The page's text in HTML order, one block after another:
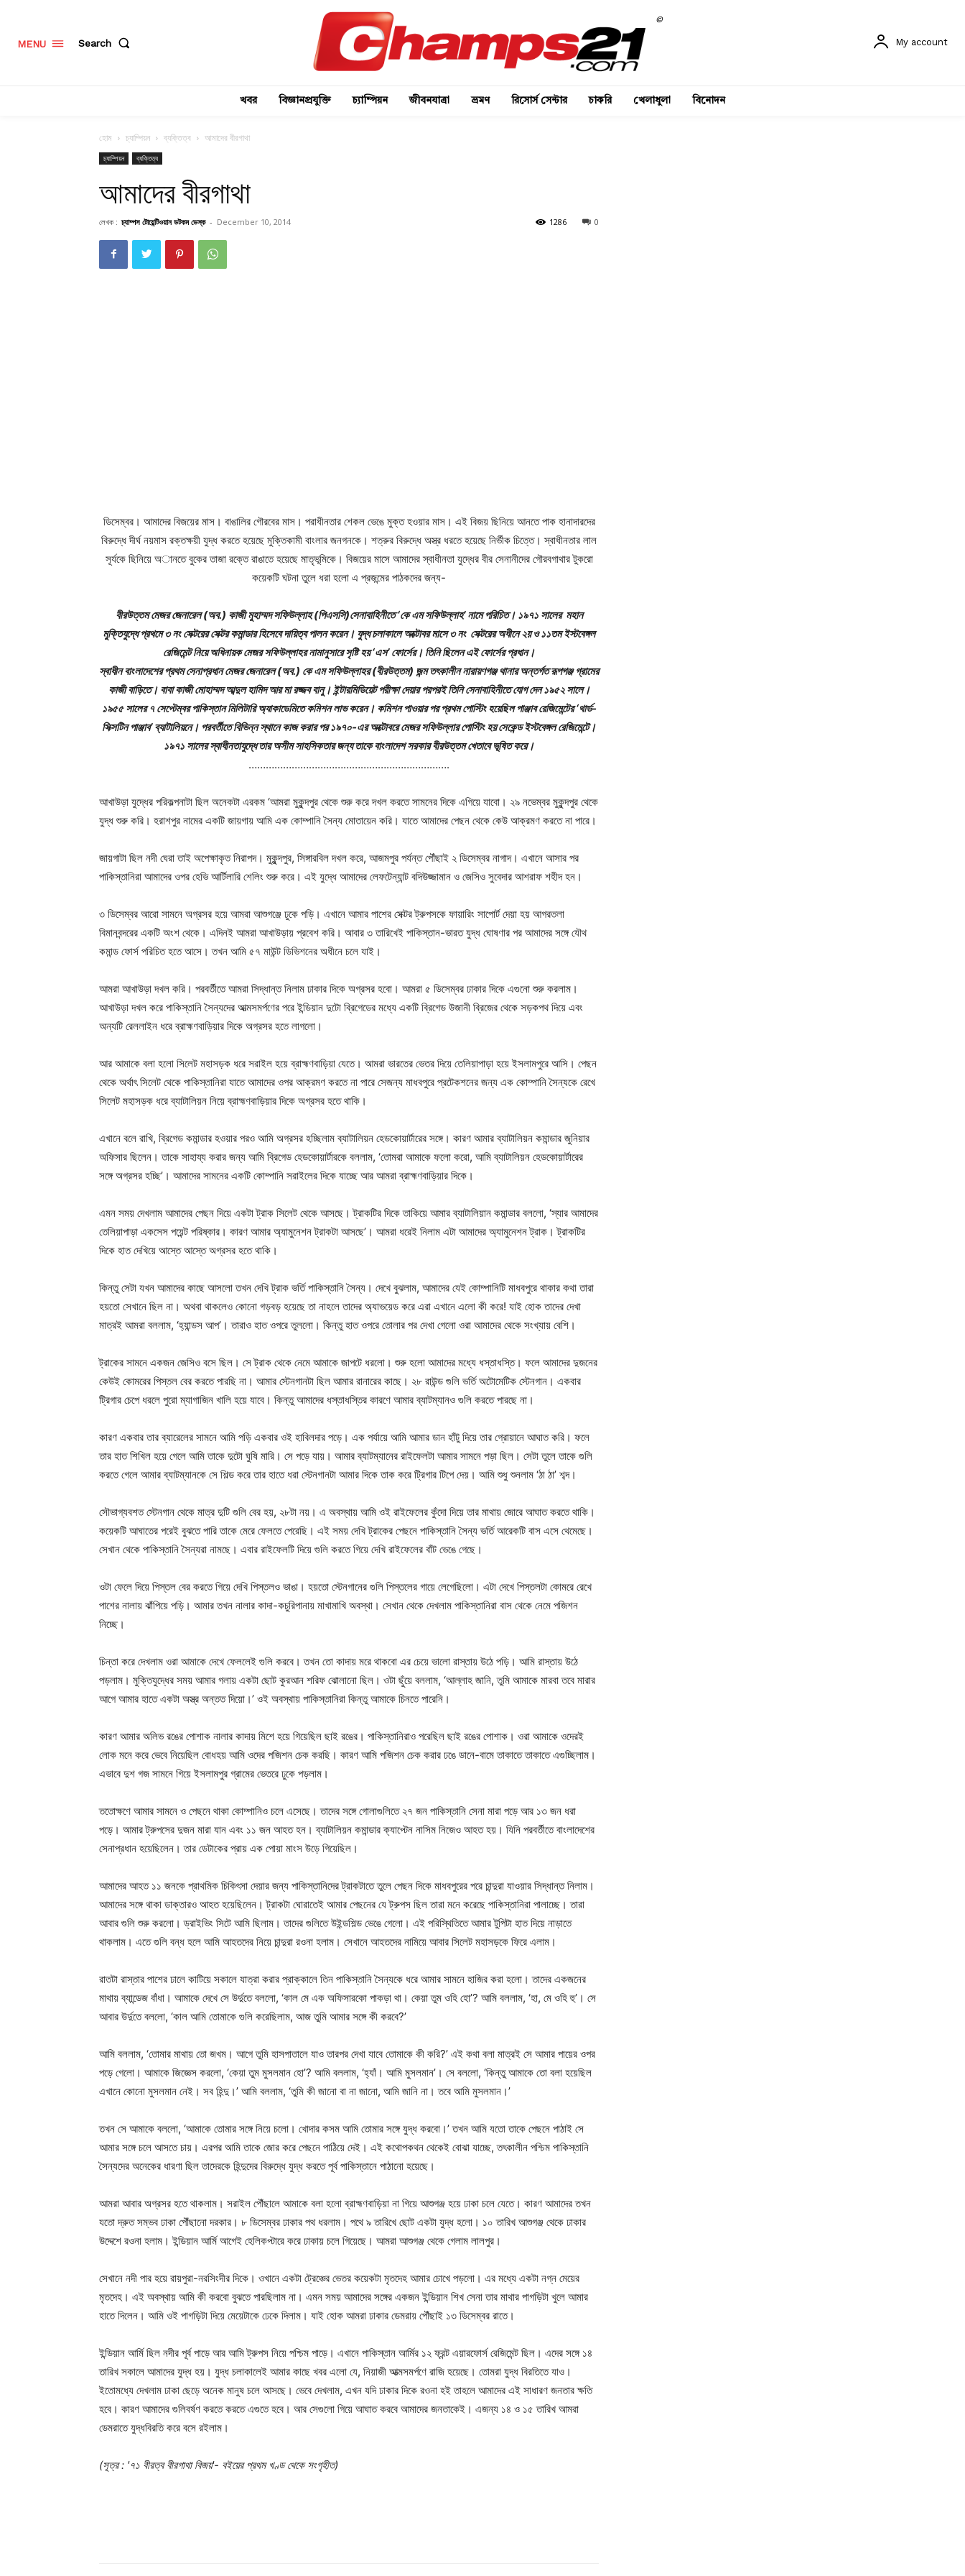
Champs21
Company
About
My account
MENU Search
©
My account
খবর বিজ্ঞানপ্রযুক্তি চ্যাম্পিয়ন জীবনযাত্রা ভ্রমণ রিসোর্স সেন্টার চাকরি খেলাধুলা বিনোদন
হোম চ্যাম্পিয়ন ব্যক্তিত্ব আমাদের বীরগাথা
চ্যাম্পিয়ন ব্যক্তিত্ব
আমাদের বীরগাথা
লেখক : চ্যাম্পস টোয়েন্টিওয়ান ডটকম ডেস্ক - December 10, 2014 0
1286
ডিসেম্বর। আমাদের বিজয়ের মাস। বাঙালির গৌরবের মাস। পরাধীনতার শেকল ভেঙে মুক্ত হওয়ার মাস। এই বিজয় ছিনিয়ে আনতে পাক হানাদারদের
বিরুদ্ধে দীর্ঘ নয়মাস রক্তক্ষয়ী যুদ্ধ করতে হয়েছে মুক্তিকামী বাংলার জনগনকে। শত্রুর বিরুদ্ধে অস্ত্র ধরতে হয়েছে নির্ভীক চিত্তে। স্বাধীনতার লাল
সূর্যকে ছিনিয়ে অানতে বুকের তাজা রক্তে রাঙাতে হয়েছে মাতৃভূমিকে। বিজয়ের মাসে আমাদের স্বাধীনতা যুদ্ধের বীর সেনানীদের গৌরবগাথার টুকরো
কয়েকটি ঘটনা তুলে ধরা হলাে এ প্রজন্মের পাঠকদের জন্য-
বীরউত্তম মেজর জেনারেল (অব.) কাজী মুহাম্মদ সফিউল্লাহ (পিএসসি)সেনাবাহিনীতে ‘কে এম সফিউল্লাহ’ নামে পরিচিত। ১৯৭১ সালের মহান
মুক্তিযুদ্ধে প্রথমে ৩ নং সেক্টরের সেক্টর কমান্ডার হিসেবে দায়িত্ব পালন করেন। যুদ্ধ চলাকালে অক্টোবর মাসে ৩ নং সেক্টরের অধীনে ২য় ও ১১তম ইস্টবেঙ্গল
রেজিমেন্ট নিয়ে অধিনায়ক মেজর সফিউল্লাহর নামানুসারে সৃষ্টি হয় ‘এস’ ফোর্সের। তিনি ছিলেন এই ফোর্সের প্রধান।
স্বাধীন বাংলাদেশের প্রথম সেনাপ্রধান মেজর জেনারেল (অব.) কে এম সফিউল্লাহর (বীরউত্তম) জন্ম তৎকালীন নারায়ণগঞ্জ থানার অন্তর্গত রূপগঞ্জ গ্রামের
কাজী বাড়িতে। বাবা কাজী মোহাম্মদ আব্দুল হামিদ আর মা রজ্জব বানু। ইন্টারমিডিয়েট পরীক্ষা দেয়ার পরপরই তিনি সেনাবাহিনীতে যোগ দেন ১৯৫২ সালে।
১৯৫৫ সালের ৭ সেপ্টেম্বর পাকিস্তান মিলিটারি অ্যাকাডেমিতে কমিশন লাভ করেন। কমিশন পাওয়ার পর প্রথম পোস্টিং হয়েছিল পাঞ্জাব রেজিমেন্টের ‘থার্ড-
সিক্সটিন পাঞ্জাব’ ব্যাটালিয়নে। পরবর্তীতে বিভিন্ন স্থানে কাজ করার পর ১৯৭০-এর অক্টোবরে মেজর সফিউল্লার পোস্টিং হয় সেকেন্ড ইস্টবেঙ্গল রেজিমেন্টে।
১৯৭১ সালের স্বাধীনতাযুদ্ধে তার অসীম সাহসিকতার জন্য তাকে বাংলাদেশ সরকার বীরউত্তম খেতাবে ভূষিত করে।
…………………………………………………………….
আখাউড়া যুদ্ধের পরিকল্পনাটা ছিল অনেকটা এরকম ‘আমরা মুকুন্দপুর থেকে শুরু করে দখল করতে সামনের দিকে এগিয়ে যাবো। ২৯ নভেম্বর মুকুন্দপুর থেকে
যুদ্ধ শুরু করি। হরাশপুর নামের একটি জায়গায় আমি এক কোম্পানি সৈন্য মোতায়েন করি। যাতে আমাদের পেছন থেকে কেউ আক্রমণ করতে না পারে।
জায়গাটা ছিল নদী ঘেরা তাই অপেক্ষাকৃত নিরাপদ। মুকুন্দপুর, সিঙ্গারবিল দখল করে, আজমপুর পর্যন্ত পৌঁছাই ২ ডিসেম্বর নাগাদ। এখানে আসার পর
পাকিস্তানিরা আমাদের ওপর হেভি আর্টিলারি শেলিং শুরু করে। এই যুদ্ধে আমাদের লেফটেন্যান্ট বদিউজ্জামান ও জেসিও সুবেদার আশরাফ শহীদ হন।
৩ ডিসেম্বর আরো সামনে অগ্রসর হয়ে আমরা আশুগঞ্জে ঢুকে পড়ি। এখানে আমার পাশের সেক্টর ট্রুপসকে ফায়ারিং সাপোর্ট দেয়া হয় আগরতলা
বিমানবন্দরের একটি অংশ থেকে। এদিনই আমরা আখাউড়ায় প্রবেশ করি। আবার ৩ তারিখেই পাকিস্তান-ভারত যুদ্ধ ঘোষণার পর আমাদের সঙ্গে যৌথ
কমান্ড ফোর্স পরিচিত হতে আসে। তখন আমি ৫৭ মাউন্ট ডিভিশনের অধীনে চলে যাই।
আমরা আখাউড়া দখল করি। পরবর্তীতে আমরা সিদ্ধান্ত নিলাম ঢাকার দিকে অগ্রসর হবো। আমরা ৫ ডিসেম্বর ঢাকার দিকে এগুনো শুরু করলাম।
আখাউড়া দখল করে পাকিস্তানি সৈন্যদের আত্মসমর্পণের পরে ইন্ডিয়ান দুটো ব্রিগেডের মধ্যে একটি ব্রিগেড উজানী ব্রিজের থেকে সড়কপথ দিয়ে এবং
অন্যটি রেললাইন ধরে ব্রাহ্মণবাড়িয়ার দিকে অগ্রসর হতে লাগলো।
আর আমাকে বলা হলো সিলেট মহাসড়ক ধরে সরাইল হয়ে ব্রাহ্মণবাড়িয়া যেতে। আমরা ভারতের ভেতর দিয়ে তেলিয়াপাড়া হয়ে ইসলামপুরে আসি। পেছন
থেকে অর্থাৎ সিলেট থেকে পাকিস্তানিরা যাতে আমাদের ওপর আক্রমণ করতে না পারে সেজন্য মাধবপুরে প্রটেকশনের জন্য এক কোম্পানি সৈন্যকে রেখে
সিলেট মহাসড়ক ধরে ব্যাটালিয়ন নিয়ে ব্রাহ্মণবাড়িয়ার দিকে অগ্রসর হতে থাকি।
এখানে বলে রাখি, ব্রিগেড কমান্ডার হওয়ার পরও আমি অগ্রসর হচ্ছিলাম ব্যাটালিয়ন হেডকোয়ার্টারের সঙ্গে। কারণ আমার ব্যাটালিয়ন কমান্ডার জুনিয়ার
অফিসার ছিলেন। তাকে সাহায্য করার জন্য আমি ব্রিগেড হেডকোয়ার্টারকে বললাম, ‘তোমরা আমাকে ফলো করো, আমি ব্যাটালিয়ন হেডকোয়ার্টারের
সঙ্গে অগ্রসর হচ্ছি’। আমাদের সামনের একটি কোম্পানি সরাইলের দিকে যাচ্ছে আর আমরা ব্রাহ্মণবাড়িয়ার দিকে।
এমন সময় দেখলাম আমাদের পেছন দিয়ে একটা ট্রাক সিলেট থেকে আসছে। ট্রাকটির দিকে তাকিয়ে আমার ব্যাটালিয়ান কমান্ডার বললো, ‘স্যার আমাদের
তেলিয়াপাড়া একসেস পয়েন্ট পরিষ্কার। কারণ আমার অ্যামুনেশন ট্রাকটা আসছে’। আমরা ধরেই নিলাম এটা আমাদের অ্যামুনেশন ট্রাক। ট্রাকটির
দিকে হাত দেখিয়ে আস্তে আস্তে অগ্রসর হতে থাকি।
কিন্তু সেটা যখন আমাদের কাছে আসলো তখন দেখি ট্রাক ভর্তি পাকিস্তানি সৈন্য। দেখে বুঝলাম, আমাদের যেই কোম্পানিটি মাধবপুরে থাকার কথা তারা
হয়তো সেখানে ছিল না। অথবা থাকলেও কোনো গড়বড় হয়েছে তা নাহলে তাদের অ্যাভয়েড করে এরা এখানে এলো কী করে! যাই হোক তাদের দেখা
মাত্রই আমরা বললাম, ‘হ্যান্ডস আপ’। তারাও হাত ওপরে তুললো। কিন্তু হাত ওপরে তোলার পর দেখা গেলো ওরা আমাদের থেকে সংখ্যায় বেশি।
ট্রাকের সামনে একজন জেসিও বসে ছিল। সে ট্রাক থেকে নেমে আমাকে জাপটে ধরলো। শুরু হলো আমাদের মধ্যে ধস্তাধস্তি। ফলে আমাদের দুজনের
কেউই কোমরের পিস্তল বের করতে পারছি না। আমার স্টেনগানটা ছিল আমার রানারের কাছে। ২৮ রাউন্ড গুলি ভর্তি অটোমেটিক স্টেনগান। একবার
ট্রিগার চেপে ধরলে পুরো ম্যাগাজিন খালি হয়ে যাবে। কিন্তু আমাদের ধস্তাধস্তির কারণে আমার ব্যাটম্যানও গুলি করতে পারছে না।
কারণ একবার তার ব্যারেলের সামনে আমি পড়ি একবার ওই হাবিলদার পড়ে। এক পর্যায়ে আমি আমার ডান হাঁটু দিয়ে তার গ্রোয়ানে আঘাত করি। ফলে
তার হাত শিখিল হয়ে গেলে আমি তাকে দুটো ঘুষি মারি। সে পড়ে যায়। আমার ব্যাটম্যানের রাইফেলটা আমার সামনে পড়া ছিল। সেটা তুলে তাকে গুলি
করতে গেলে আমার ব্যাটম্যানকে সে শিল্ড করে তার হাতে ধরা স্টেনগানটা আমার দিকে তাক করে ট্রিগার টিপে দেয়। আমি শুধু শুনলাম ‘ঠা ঠা’ শব্দ।
সৌভাগ্যবশত স্টেনগান থেকে মাত্র দুটি গুলি বের হয়, ২৮টা নয়। এ অবস্থায় আমি ওই রাইফেলের কুঁদো দিয়ে তার মাথায় জোরে আঘাত করতে থাকি।
কয়েকটি আঘাতের পরেই বুঝতে পারি তাকে মেরে ফেলতে পেরেছি। এই সময় দেখি ট্রাকের পেছনে পাকিস্তানি সৈন্য ভর্তি আরেকটি বাস এসে থেমেছে।
সেখান থেকে পাকিস্তানি সৈন্যরা নামছে। এবার রাইফেলটি দিয়ে গুলি করতে গিয়ে দেখি রাইফেলের বাঁট ভেঙে গেছে।
ওটা ফেলে দিয়ে পিস্তল বের করতে গিয়ে দেখি পিস্তলও ভাঙা। হয়তো স্টেনগানের গুলি পিস্তলের গায়ে লেগেছিলো। এটা দেখে পিস্তলটা কোমরে রেখে
পাশের নালায় ঝাঁপিয়ে পড়ি। আমার তখন নালার কাদা-কচুরিপানায় মাখামাখি অবস্থা। সেখান থেকে দেখলাম পাকিস্তানিরা বাস থেকে নেমে পজিশন
নিচ্ছে।
চিন্তা করে দেখলাম ওরা আমাকে দেখে ফেললেই গুলি করবে। তখন তো কাদায় মরে থাকবো এর চেয়ে ভালো রাস্তায় উঠে পড়ি। আমি রাস্তায় উঠে
পড়লাম। মুক্তিযুদ্ধের সময় আমার গলায় একটা ছোট কুরআন শরিফ ঝোলানো ছিল। ওটা ছুঁয়ে বললাম, ‘আল্লাহ জানি, তুমি আমাকে মারবা তবে মারার
আগে আমার হাতে একটা অস্ত্র অন্তত দিয়ো।’ ওই অবস্থায় পাকিস্তানিরা কিন্তু আমাকে চিনতে পারেনি।
কারণ আমার অলিভ রঙের পোশাক নালার কাদায় মিশে হয়ে গিয়েছিল ছাই রঙের। পাকিস্তানিরাও পরেছিল ছাই রঙের পোশাক। ওরা আমাকে ওদেরই
লোক মনে করে ভেবে নিয়েছিল বোধহয় আমি ওদের পজিশন চেক করছি। কারণ আমি পজিশন চেক করার ঢঙে ডানে-বামে তাকাতে তাকাতে এগুচ্ছিলাম।
এভাবে দুশ গজ সামনে গিয়ে ইসলামপুর গ্রামের ভেতরে ঢুকে পড়লাম।
ততোক্ষণে আমার সামনে ও পেছনে থাকা কোম্পানিও চলে এসেছে। তাদের সঙ্গে গোলাগুলিতে ২৭ জন পাকিস্তানি সেনা মারা পড়ে আর ১৩ জন ধরা
পড়ে। আমার ট্রুপসের দুজন মারা যান এবং ১১ জন আহত হন। ব্যাটালিয়ন কমান্ডার ক্যাপ্টেন নাসিম নিজেও আহত হয়। যিনি পরবর্তীতে বাংলাদেশের
সেনাপ্রধান হয়েছিলেন। তার ডেটাকের প্রায় এক পোয়া মাংস উড়ে গিয়েছিল।
আমাদের আহত ১১ জনকে প্রাথমিক চিকিৎসা দেয়ার জন্য পাকিস্তানিদের ট্রাকটাতে তুলে পেছন দিকে মাধবপুরের পরে চান্দুরা যাওয়ার সিদ্ধান্ত নিলাম।
আমাদের সঙ্গে থাকা ডাক্তারও আহত হয়েছিলেন। ট্রাকটা ঘোরাতেই আমার পেছনের যে ট্রুপস ছিল তারা মনে করেছে পাকিস্তানিরা পালাচ্ছে। তারা
আবার গুলি শুরু করলো। ড্রাইভিং সিটে আমি ছিলাম। তাদের গুলিতে উইন্ডশিল্ড ভেঙে গেলো। এই পরিস্থিতিতে আমার টুপিটা হাত দিয়ে নাড়াতে
থাকলাম। এতে গুলি বন্ধ হলে আমি আহতদের নিয়ে চান্দুরা রওনা হলাম। সেখানে আহতদের নামিয়ে আবার সিলেট মহাসড়কে ফিরে এলাম।
রাতটা রাস্তার পাশের ঢালে কাটিয়ে সকালে যাত্রা করার প্রাক্কালে তিন পাকিস্তানি সৈন্যকে ধরে আমার সামনে হাজির করা হলো। তাদের একজনের
মাথায় ব্যান্ডেজ বাঁধা। আমাকে দেখে সে উর্দুতে বললো, ‘কাল মে এক অফিসারকো পাকড়া থা। কেয়া তুম ওহি হো’? আমি বললাম, ‘হা, মে ওহি হু’। সে
আবার উর্দুতে বললো, ‘কাল আমি তোমাকে গুলি করেছিলাম, আজ তুমি আমার সঙ্গে কী করবে?’
আমি বললাম, ‘তোমার মাথায় তো জখম। আগে তুমি হাসপাতালে যাও তারপর দেখা যাবে তোমাকে কী করি?’ এই কথা বলা মাত্রই সে আমার পায়ের ওপর
পড়ে গেলো। আমাকে জিজ্ঞেস করলো, ‘কেয়া তুম মুসলমান হো’? আমি বললাম, ‘হ্যাঁ। আমি মুসলমান’। সে বললো, ‘কিন্তু আমাকে তো বলা হয়েছিল
এখানে কোনো মুসলমান নেই। সব হিন্দু।’ আমি বললাম, ‘তুমি কী জানো বা না জানো, আমি জানি না। তবে আমি মুসলমান।’
তখন সে আমাকে বললো, ‘আমাকে তোমার সঙ্গে নিয়ে চলো। খোদার কসম আমি তোমার সঙ্গে যুদ্ধ করবো।’ তখন আমি যতো তাকে পেছনে পাঠাই সে
আমার সঙ্গে চলে আসতে চায়। এরপর আমি তাকে জোর করে পেছনে পাঠিয়ে দেই। এই কথোপকথন থেকেই বোঝা যাচ্ছে, তৎকালীন পশ্চিম পাকিস্তানি
সৈন্যদের অনেকের ধারণা ছিল তাদেরকে হিন্দুদের বিরুদ্ধে যুদ্ধ করতে পূর্ব পাকিস্তানে পাঠানো হয়েছে।
আমরা আবার অগ্রসর হতে থাকলাম। সরাইল পৌঁছালে আমাকে বলা হলো ব্রাহ্মণবাড়িয়া না গিয়ে আশুগঞ্জ হয়ে ঢাকা চলে যেতে। কারণ আমাদের তখন
যতো দ্রুত সম্ভব ঢাকা পৌঁছানো দরকার। ৮ ডিসেম্বর ঢাকার পথ ধরলাম। পথে ৯ তারিখে ছোট একটা যুদ্ধ হলো। ১০ তারিখ আশুগঞ্জ থেকে ঢাকার
উদ্দেশে রওনা হলাম। ইন্ডিয়ান আর্মি আগেই হেলিকপ্টারে করে ঢাকায় চলে গিয়েছে। আমরা আশুগঞ্জ থেকে গেলাম লালপুর।
সেখানে নদী পার হয়ে রায়পুরা-নরসিংদীর দিকে। ওখানে একটা ট্রেঞ্চের ভেতর কয়েকটা মৃতদেহ আমার চোখে পড়লো। এর মধ্যে একটা নগ্ন মেয়ের
মৃতদেহ। এই অবস্থায় আমি কী করবো বুঝতে পারছিলাম না। এমন সময় আমাদের সঙ্গের একজন ইন্ডিয়ান শিখ সেনা তার মাথার পাগড়িটা খুলে আমার
হাতে দিলেন। আমি ওই পাগড়িটা দিয়ে মেয়েটাকে ঢেকে দিলাম। যাই হোক আমরা ঢাকার ডেমরায় পৌঁছাই ১৩ ডিসেম্বর রাতে।
ইন্ডিয়ান আর্মি ছিল নদীর পূর্ব পাড়ে আর আমি ট্রুপস নিয়ে পশ্চিম পাড়ে। এখানে পাকিস্তান আর্মির ১২ ফ্রন্ট এয়ারফোর্স রেজিমেন্ট ছিল। এদের সঙ্গে ১৪
তারিখ সকালে আমাদের যুদ্ধ হয়। যুদ্ধ চলাকালেই আমার কাছে খবর এলো যে, নিয়াজী আত্মসমর্পণে রাজি হয়েছে। তোমরা যুদ্ধ বিরতিতে যাও।
ইতোমধ্যে দেখলাম ঢাকা ছেড়ে অনেক মানুষ চলে আসছে। ভেবে দেখলাম, এখন যদি ঢাকার দিকে রওনা হই তাহলে আমাদের এই সাধারণ জনতার ক্ষতি
হবে। কারণ আমাদের গুলিবর্ষণ করতে করতে এগুতে হবে। আর সেগুলো গিয়ে আঘাত করবে আমাদের জনতাকেই। এজন্য ১৪ ও ১৫ তারিখ আমরা
ডেমরাতে যুদ্ধবিরতি করে বসে রইলাম।
(সূত্র : '৭১ বীরত্ব বীরগাথা বিজয়'- বইয়ের প্রথম খণ্ড থেকে সংগৃহীত)